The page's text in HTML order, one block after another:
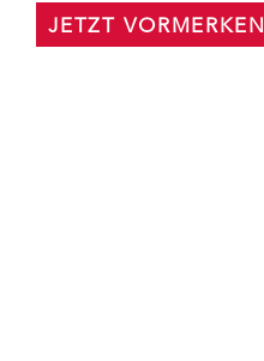
JETZT VORMERKEN